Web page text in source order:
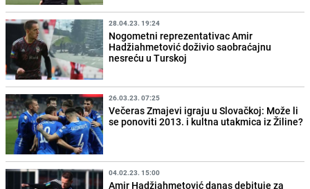
28.04.23. 19:24
Nogometni reprezentativac Amir
Hadžiahmetović doživio saobraćajnu
nesreću u Turskoj
26.03.23. 07:25
Večeras Zmajevi igraju u Slovačkoj: Može li
se ponoviti 2013. i kultna utakmica iz Žiline?
04.02.23. 15:00
Amir Hadžiahmetović danas debituje za